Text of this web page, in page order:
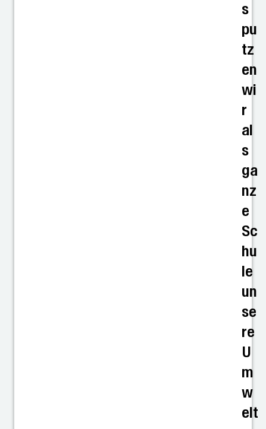
s
pu
tz
en
wi
r
al
s
ga
nz
e
Sc
hu
le
un
se
re
U
m
w
elt